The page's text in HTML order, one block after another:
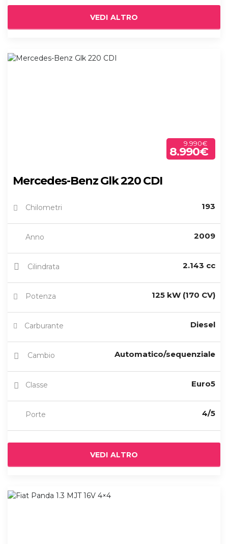
VEDI ALTRO
9.990€
8.990€
Mercedes-Benz Glk 220 CDI
Chilometri 193
Anno 2009
Cilindrata 2.143 cc
Potenza 125 kW (170 CV)
Carburante Diesel
Cambio Automatico/sequenziale
Classe Euro5
Porte 4/5
VEDI ALTRO